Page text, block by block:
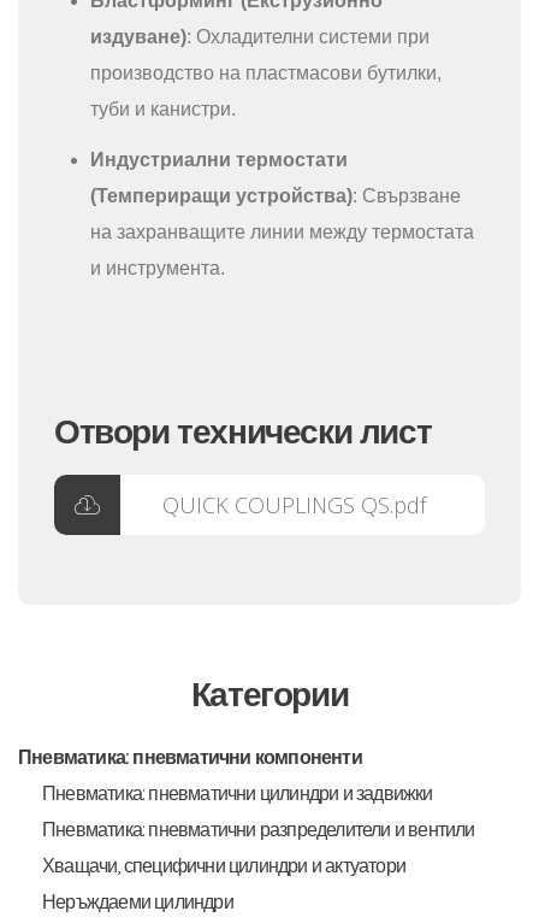
издуване): Охладителни системи при
производство на пластмасови бутилки,
туби и канистри.
Индустриални термостати
(Темпериращи устройства): Свързване
на захранващите линии между термостата
и инструмента.
Отвори технически лист
QUICK COUPLINGS QS.pdf
Категории
Пневматика: пневматични компоненти
Пневматика: пневматични цилиндри и задвижки
Пневматика: пневматични разпределители и вентили
Хващачи, специфични цилиндри и актуатори
Неръждаеми цилиндри